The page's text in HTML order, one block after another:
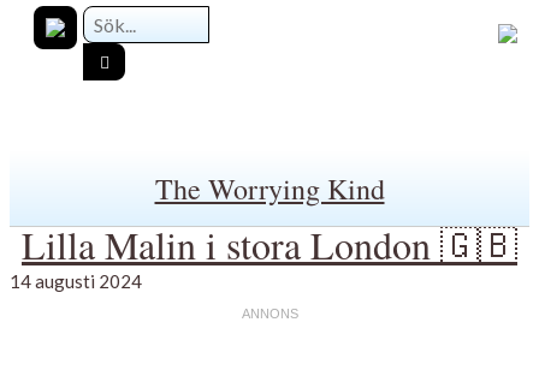
The Worrying Kind
Lilla Malin i stora London 🇬🇧
14 augusti 2024